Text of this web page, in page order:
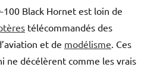
100 Black Hornet est loin de
télécommandés des
et de modélisme . Ces
ne décélèrent comme les vrais